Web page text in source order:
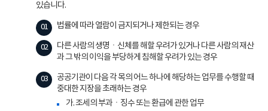
있습니다.
법률에 따라 열람이 금지되거나 제한되는 경우
다른 사람의 생명ㆍ신체를 해할 우려가 있거나 다른 사람의 재산
과 그 밖의 이익을 부당하게 침해할 우려가 있는 경우
공공기관이 다음 각 목의 어느 하나에 해당하는 업무를 수행할 때
중대한 지장을 초래하는 경우
가. 조세의 부과ㆍ징수 또는 환급에 관한 업무